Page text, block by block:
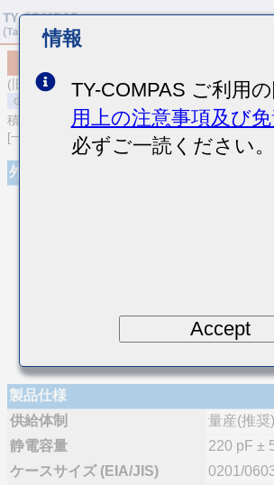
(旧品番 UMK063CG221JT-F)
積層セラミックコンデンサ
[一般用 積層セラミックコンデンサ (温度補償用
外観
製品仕様
供給体制
量産(推奨)
静電容量
220 pF ±
ケースサイズ (EIA/JIS)
0201/
情報
TY-COMPAS ご利用
用上の注意事項及び
必ずご一読ください。
Accept